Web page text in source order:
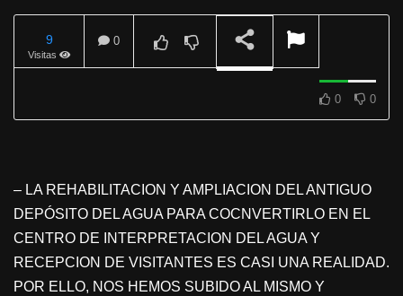
9
Visitas
0
0 0
– LA REHABILITACION Y AMPLIACION DEL ANTIGUO
DEPÓSITO DEL AGUA PARA COCNVERTIRLO EN EL
CENTRO DE INTERPRETACION DEL AGUA Y
RECEPCION DE VISITANTES ES CASI UNA REALIDAD.
POR ELLO, NOS HEMOS SUBIDO AL MISMO Y